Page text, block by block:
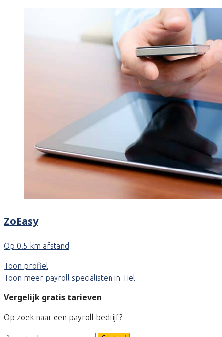
ZoEasy
Op 0.5 km afstand
Toon profiel
Toon meer payroll specialisten in Tiel
Vergelijk gratis tarieven
Op zoek naar een payroll bedrijf?